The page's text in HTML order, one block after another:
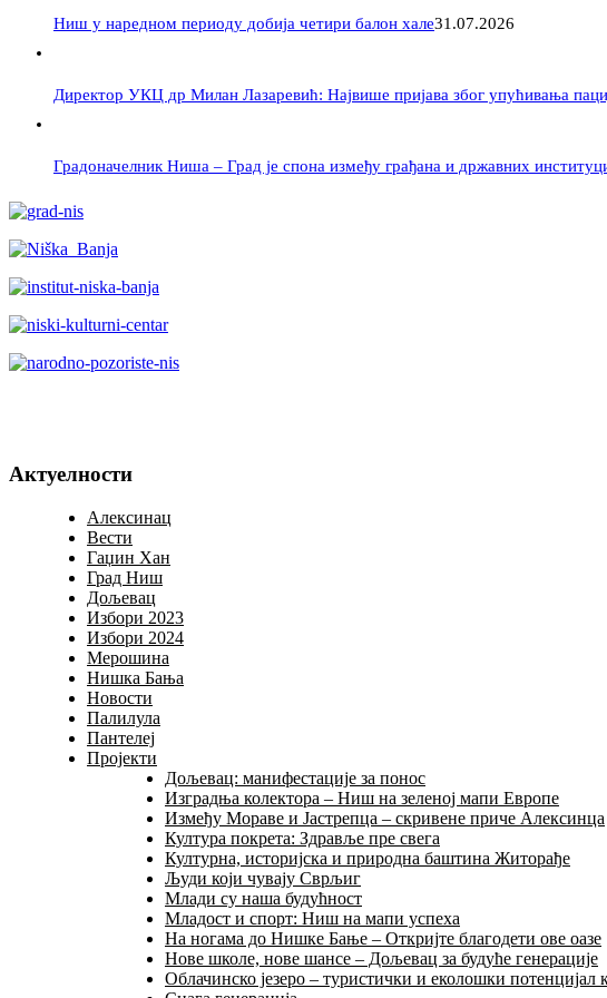
Ниш у наредном периоду добија четири балон хале31.07.2026
Директор УКЦ др Милан Лазаревић: Највише пријава због упућивања
Градоначелник Ниша – Град је спона између грађана и државних
Актуелности
Алексинац
Вести
Гаџин Хан
Град Ниш
Дољевац
Избори 2023
Избори 2024
Мерошина
Нишка Бања
Новости
Палилула
Пантелеј
Пројекти
Дољевац: манифестације за понос
Изградња колектора – Ниш на зеленој мапи Европе
Између Мораве и Јастрепца – скривене приче Алексинца
Култура покрета: Здравље пре свега
Културна, историјска и природна баштина Житорађе
Људи који чувају Сврљиг
Млади су наша будућност
Младост и спорт: Ниш на мапи успеха
На ногама до Нишке Бање – Откријте благодети ове оазе
Нове школе, нове шансе – Дољевац за будуће генерације
Облачинско језеро – туристички и еколошки потенцијал